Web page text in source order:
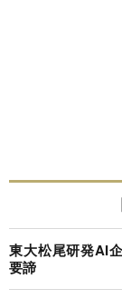
東大松尾研発AI
要諦